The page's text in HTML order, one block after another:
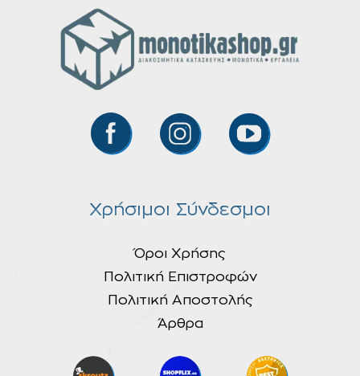
Χρήσιμοι Σύνδεσμοι
Όροι Χρήσης
Πολιτική Επιστροφών
Πολιτική Αποστολής
Άρθρα